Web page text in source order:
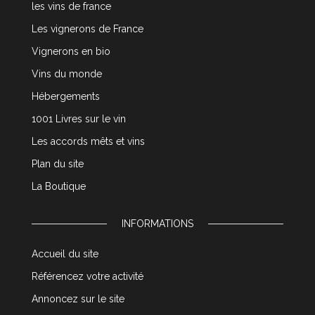
les vins de france
Les vignerons de France
Vignerons en bio
Vins du monde
Hébergements
1001 Livres sur le vin
Les accords mêts et vins
Plan du site
La Boutique
INFORMATIONS
Accueil du site
Référencez votre activité
Annoncez sur le site